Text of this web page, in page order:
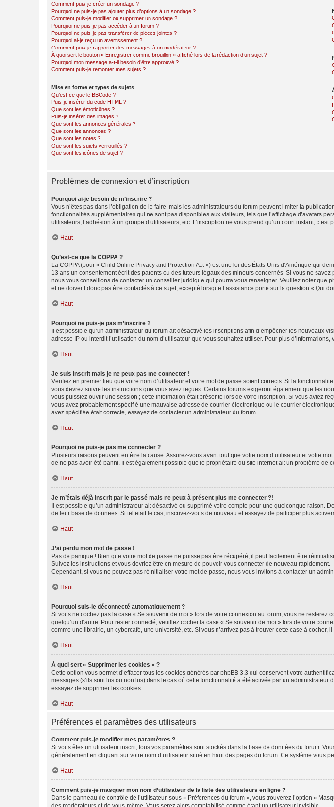
Comment puis-je créer un sondage ?
Pourquoi ne puis-je pas ajouter plus d’options à un sondage ?
Comment puis-je modifier ou supprimer un sondage ?
Pourquoi ne puis-je pas accéder à un forum ?
Pourquoi ne puis-je pas transférer de pièces jointes ?
Pourquoi ai-je reçu un avertissement ?
Comment puis-je rapporter des messages à un modérateur ?
À quoi sert le bouton « Enregistrer comme brouillon » affiché lors de la rédaction d’un sujet ?
Pourquoi mon message a-t-il besoin d’être approuvé ?
Comment puis-je remonter mes sujets ?
Mise en forme et types de sujets
Qu’est-ce que le BBCode ?
Puis-je insérer du code HTML ?
Que sont les émoticônes ?
Puis-je insérer des images ?
Que sont les annonces générales ?
Que sont les annonces ?
Que sont les notes ?
Que sont les sujets verrouillés ?
Que sont les icônes de sujet ?
Problèmes de connexion et d’inscription
Pourquoi ai-je besoin de m’inscrire ?
Vous n’êtes pas dans l’obligation de le faire, mais les administrateurs du forum peuvent limiter la
fonctionnalités supplémentaires qui ne sont pas disponibles aux visiteurs, tels que l’affichage d’avatars
utilisateurs, l’adhésion à un groupe d’utilisateurs, etc. L’inscription ne vous prend qu’un court instant,
Haut
Qu’est-ce que la COPPA ?
La COPPA (pour « Child Online Privacy and Protection Act ») est une loi des États-Unis d’Amérique qui
13 ans un consentement écrit des parents ou des tuteurs légaux des mineurs concernés. Si vous ne
nous vous conseillons de contacter un conseiller juridique qui pourra vous renseigner. Veuillez noter que
et ne doivent donc pas être contactés à ce sujet, excepté lorsque l’assistance porte sur la question « Qui
Haut
Pourquoi ne puis-je pas m’inscrire ?
Il est possible qu’un administrateur du forum ait désactivé les inscriptions afin d’empêcher les nouveaux
adresse IP ou interdit l’utilisation du nom d’utilisateur que vous souhaitez utiliser. Pour plus
Haut
Je suis inscrit mais je ne peux pas me connecter !
Vérifiez en premier lieu que votre nom d’utilisateur et votre mot de passe soient corrects. Si la
vous devrez suivre les instructions que vous avez reçues. Certains forums exigeront également que les
vous puissiez ouvrir une session ; cette information était présente lors de votre inscription. Si vous aviez
vous avez probablement spécifié une mauvaise adresse de courrier électronique ou le courrier
avez spécifiée était correcte, essayez de contacter un administrateur du forum.
Haut
Pourquoi ne puis-je pas me connecter ?
Plusieurs raisons peuvent en être la cause. Assurez-vous avant tout que votre nom d’utilisateur et votre
de ne pas avoir été banni. Il est également possible que le propriétaire du site internet ait un problème de
Haut
Je m’étais déjà inscrit par le passé mais ne peux à présent plus me connecter ?!
Il est possible qu’un administrateur ait désactivé ou supprimé votre compte pour une quelconque
de leur base de données. Si tel était le cas, inscrivez-vous de nouveau et essayez de participer plus
Haut
J’ai perdu mon mot de passe !
Pas de panique ! Bien que votre mot de passe ne puisse pas être récupéré, il peut facilement être
Suivez les instructions et vous devriez être en mesure de pouvoir vous connecter de nouveau rapidement.
Cependant, si vous ne pouvez pas réinitialiser votre mot de passe, nous vous invitons à contacter un
Haut
Pourquoi suis-je déconnecté automatiquement ?
Si vous ne cochez pas la case « Se souvenir de moi » lors de votre connexion au forum, vous ne
quelqu’un d’autre. Pour rester connecté, veuillez cocher la case « Se souvenir de moi » lors de votre
comme une librairie, un cybercafé, une université, etc. Si vous n’arrivez pas à trouver cette case à
Haut
À quoi sert « Supprimer les cookies » ?
Cette option vous permet d’effacer tous les cookies générés par phpBB 3.3 qui conservent votre
messages (s’ils sont lus ou non lus) dans le cas où cette fonctionnalité a été activée par un
essayez de supprimer les cookies.
Haut
Préférences et paramètres des utilisateurs
Comment puis-je modifier mes paramètres ?
Si vous êtes un utilisateur inscrit, tous vos paramètres sont stockés dans la base de données du forum.
généralement en cliquant sur votre nom d’utilisateur situé en haut des pages du forum. Ce système vous
Haut
Comment puis-je masquer mon nom d’utilisateur de la liste des utilisateurs en ligne ?
Dans le panneau de contrôle de l’utilisateur, sous « Préférences du forum », vous trouverez l’option «
des modérateurs et de vous-même. Vous serez alors comptabilisé comme étant un utilisateur invisible.